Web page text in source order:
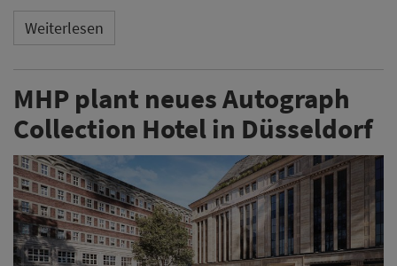
Weiterlesen
MHP plant neues Autograph
Collection Hotel in Düsseldorf